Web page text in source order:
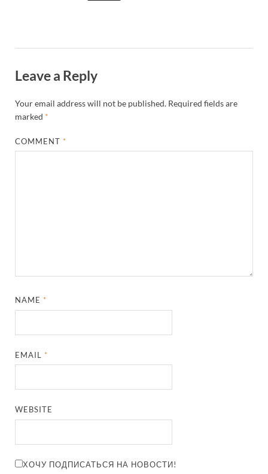
Leave a Reply
Your email address will not be published. Required fields are
marked *
COMMENT *
NAME *
EMAIL *
WEBSITE
ХОЧУ ПОДПИСАТЬСЯ НА НОВОСТИ!